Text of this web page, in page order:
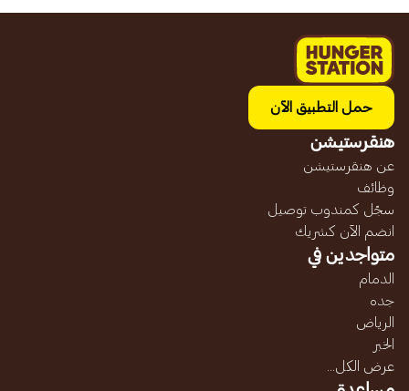
حمل التطبيق الآن
هنقرستيشن
عن هنقرستيشن
وظائف
سجّل كمندوب توصيل
انضم الآن كشريك
متواجدين في
الدمام
جده
الرياض
الخبر
عرض الكل...